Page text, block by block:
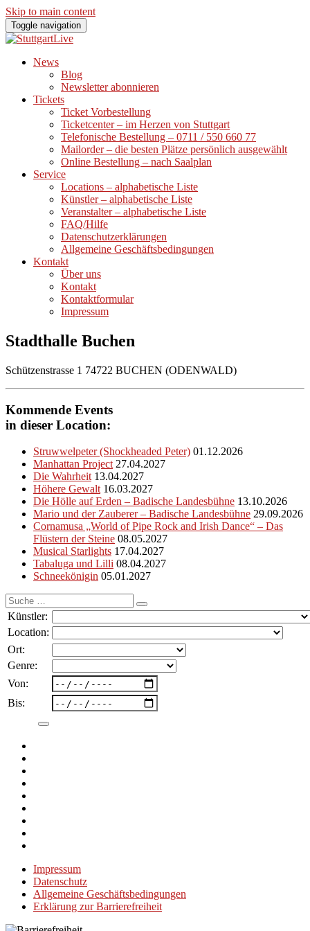
Skip to main content
Toggle navigation
News
Blog
Newsletter abonnieren
Tickets
Ticket Vorbestellung
Ticketcenter – im Herzen von Stuttgart
Telefonische Bestellung – 0711 / 550 660 77
Mailorder – die besten Plätze persönlich ausgewählt
Online Bestellung – nach Saalplan
Service
Locations – alphabetische Liste
Künstler – alphabetische Liste
Veranstalter – alphabetische Liste
FAQ/Hilfe
Datenschutzerklärungen
Allgemeine Geschäftsbedingungen
Kontakt
Über uns
Kontakt
Kontaktformular
Impressum
Stadthalle Buchen
Schützenstrasse 1 74722 BUCHEN (ODENWALD)
Kommende Events
in dieser Location:
Struwwelpeter (Shockheaded Peter) 01.12.2026
Manhattan Project 27.04.2027
Die Wahrheit 13.04.2027
Höhere Gewalt 16.03.2027
Die Hölle auf Erden – Badische Landesbühne 13.10.2026
Mario und der Zauberer – Badische Landesbühne 29.09.2026
Cornamusa „World of Pipe Rock and Irish Dance“ – Das
Flüstern der Steine 08.05.2027
Musical Starlights 17.04.2027
Tabaluga und Lilli 08.04.2027
Schneekönigin 05.01.2027
Suche
nach:
Künstler:
Location:
Ort:
Genre:
Von:
Bis:
Impressum
Datenschutz
Allgemeine Geschäftsbedingungen
Erklärung zur Barrierefreiheit